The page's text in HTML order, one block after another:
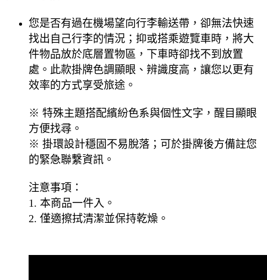
您是否有過在機場望向行李輸送帶，卻無法快速
找出自己行李的情況；抑或搭乘遊覽車時，將大
件物品放於底層置物區，下車時卻找不到放置
處。此款掛牌色調顯眼、辨識度高，讓您以更有
效率的方式享受旅途。
※ 特殊主題搭配繽紛色系與個性文字，醒目顯眼
方便找尋。
※ 掛環設計穩固不易脫落；可於掛牌後方備註您
的緊急聯繫資訊。
注意事項：
1. 本商品一件入。
2. 僅適擦拭清潔並保持乾燥。